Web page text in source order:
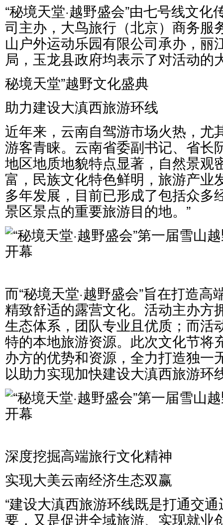
“秘境天堂·越野盛会”由七号线文
司主办，大鸟旅行（北京）商务服
山户外运动乐园有限公司承办，丽
局，玉龙县政府均表示了对活动的
秘境天堂”越野文化盛典
助力建设大滇西旅游环线
近年来，云南自驾游市场火热，尤
游客青睐。云南省委副书记、省长
地区地质地貌特点显著，自然景观
富，民族文化特色鲜明，旅游产业
多年发展，目前已形成了包括众多
景区景点的重要旅游目的地。”
而“秘境天堂·越野盛会”旨在打造
精致舒适的露营文化。活动主办方
生态体系，团队专业且优质；而活
特的本地旅游资源。此次文化节将
办方的优势和资源，全力打造独一
以助力实现加快建设大滇西旅游环
深度挖掘高端旅行文化精神
实现大美云南经济生态双赢
“建设大滇西旅游环线既是打通交
要，又是促进全域旅游、实现就业